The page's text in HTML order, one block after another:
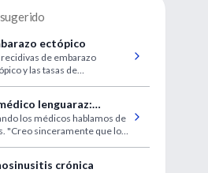
ectópico
recidivas de embarazo
y las tasas de
como con el quirúrgico.
lenguaraz:
a un registro
los médicos hablamos de
"Creo sinceramente que los
crónica